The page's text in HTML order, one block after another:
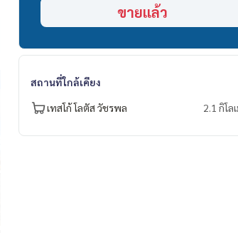
ขายแล้ว
สถานที่ใกล้เคียง
เทสโก้ โลตัส วัชรพล
2.1 กิโล